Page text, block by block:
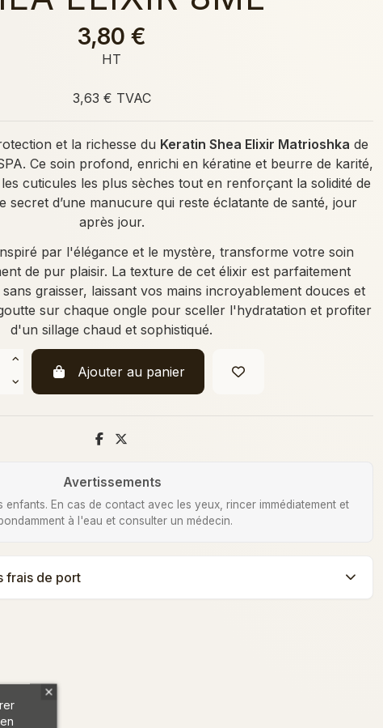
3,80 €
HT
3,63 € TVAC
et la richesse du Keratin Shea Elixir Matrioshka de
Ce soin profond, enrichi en kératine et beurre de karité,
cuticules les plus sèches tout en renforçant la solidité de
secret d’une manucure qui reste éclatante de santé, jour
après jour.
par l'élégance et le mystère, transforme votre soin
de pur plaisir. La texture de cet élixir est parfaitement
graisser, laissant vos mains incroyablement douces et
sur chaque ongle pour sceller l'hydratation et profiter
d'un sillage chaud et sophistiqué.
Ajouter au panier
Avertissements
enfants. En cas de contact avec les yeux, rincer immédiatement et
à l'eau et consulter un médecin.
frais de port